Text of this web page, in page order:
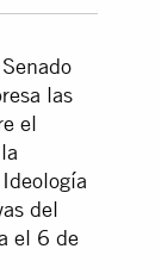
las
el
del
el 6 de